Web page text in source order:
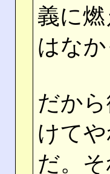
義に
はなか
だか
けて
だ。